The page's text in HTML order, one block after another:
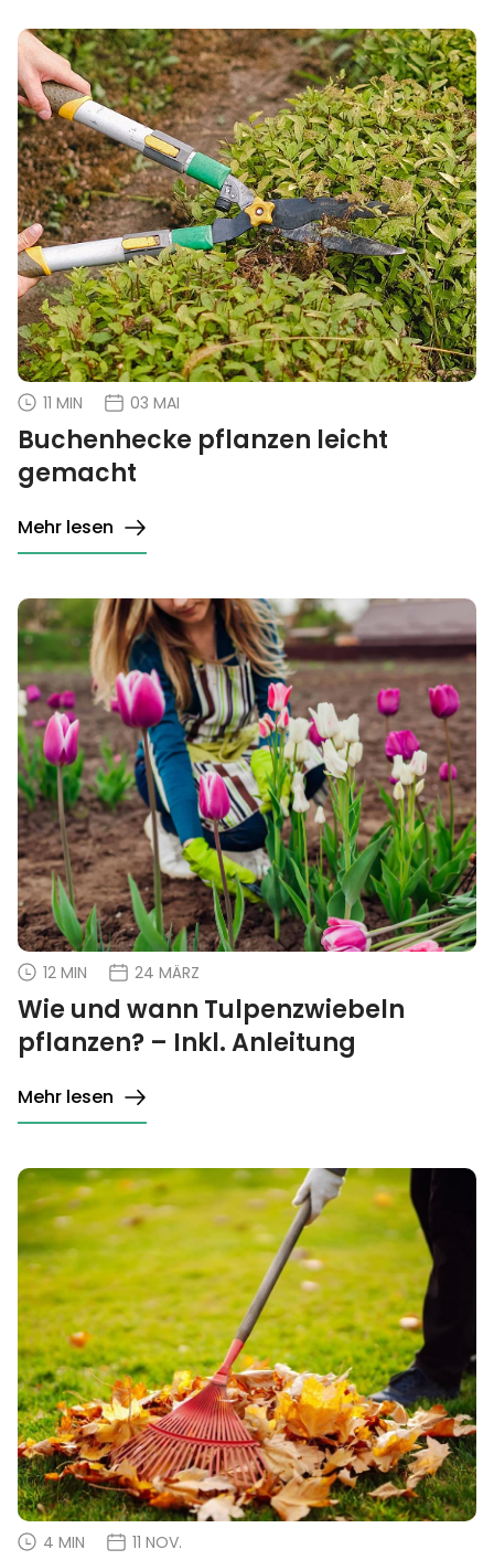
11 MIN 03 MAI
Buchenhecke pflanzen leicht
gemacht
Mehr lesen
12 MIN 24 MÄRZ
Wie und wann Tulpenzwiebeln
pflanzen? – Inkl. Anleitung
Mehr lesen
4 MIN 11 NOV.